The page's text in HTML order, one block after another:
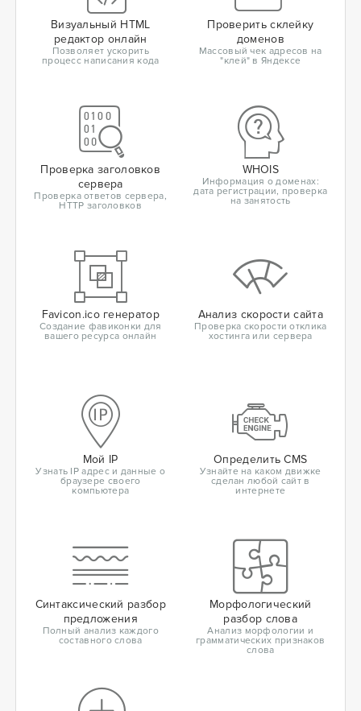
Визуальный HTML
редактор онлайн
Позволяет ускорить
процесс написания кода
Проверить склейку
доменов
Массовый чек адресов на
"клей" в Яндексе
Проверка заголовков
сервера
Проверка ответов сервера,
HTTP заголовков
WHOIS
Информация о доменах:
дата регистрации, проверка
на занятость
Favicon.ico генератор
Создание фавиконки для
вашего ресурса онлайн
Анализ скорости сайта
Проверка скорости отклика
хостинга или сервера
Мой IP
Узнать IP адрес и данные о
браузере своего
компьютера
Определить CMS
Узнайте на каком движке
сделан любой сайт в
интернете
Синтаксический разбор
предложения
Полный анализ каждого
составного слова
Морфологический
разбор слова
Анализ морфологии и
грамматических признаков
слова